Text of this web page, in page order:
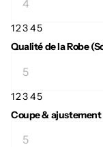
12345
Qualité de la Robe
12345
Coupe &